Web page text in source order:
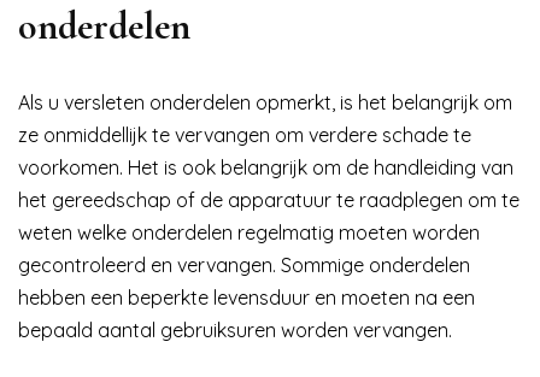
onderdelen
Als u versleten onderdelen opmerkt, is het belangrijk om
ze onmiddellijk te vervangen om verdere schade te
voorkomen. Het is ook belangrijk om de handleiding van
het gereedschap of de apparatuur te raadplegen om te
weten welke onderdelen regelmatig moeten worden
gecontroleerd en vervangen. Sommige onderdelen
hebben een beperkte levensduur en moeten na een
bepaald aantal gebruiksuren worden vervangen.